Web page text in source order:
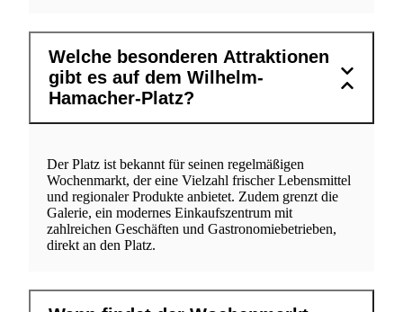
Welche besonderen Attraktionen
gibt es auf dem Wilhelm-
Hamacher-Platz?
Der Platz ist bekannt für seinen regelmäßigen
Wochenmarkt, der eine Vielzahl frischer Lebensmittel
und regionaler Produkte anbietet. Zudem grenzt die
Galerie, ein modernes Einkaufszentrum mit
zahlreichen Geschäften und Gastronomiebetrieben,
direkt an den Platz.